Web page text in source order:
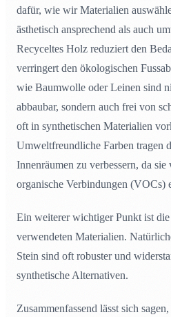
dafür, wie wir Materialien
ästhetisch ansprechend als auch
Recyceltes Holz reduziert den
verringert den ökologischen
wie Baumwolle oder Leinen sind
abbaubar, sondern auch frei von
oft in synthetischen Materialien
Umweltfreundliche Farben tragen
Innenräumen zu verbessern, da
organische Verbindungen (VOCs)
Ein weiterer wichtiger Punkt ist
verwendeten Materialien.
Stein sind oft robuster und
synthetische Alternativen.
Zusammenfassend lässt sich sagen,